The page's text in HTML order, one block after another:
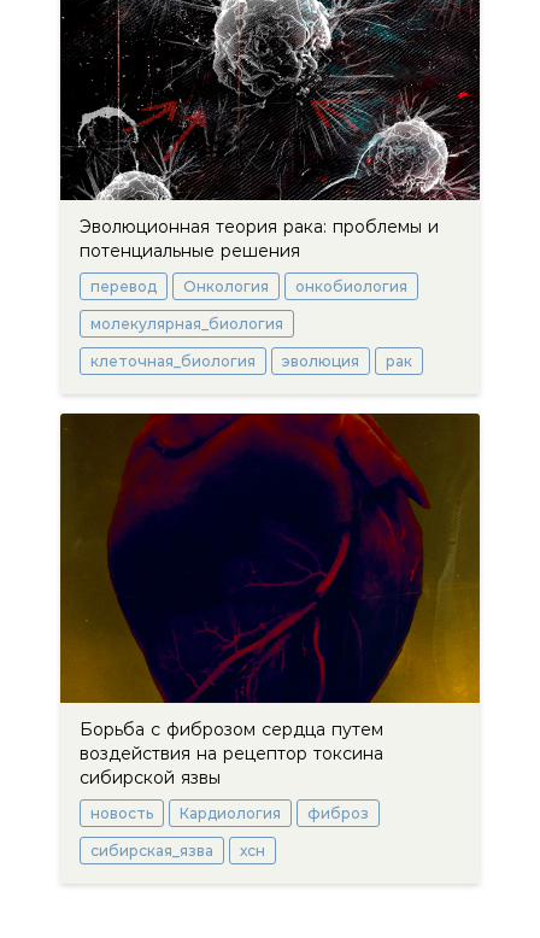
Эволюционная теория рака: проблемы и
потенциальные решения
перевод Онкология онкобиология
молекулярная_биология
клеточная_биология эволюция рак
Борьба с фиброзом сердца путем
воздействия на рецептор токсина
сибирской язвы
новость Кардиология фиброз
сибирская_язва хсн